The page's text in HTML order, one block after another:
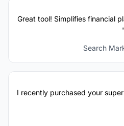
"Great tool! Simplifies financial
Search
"I recently purchased your